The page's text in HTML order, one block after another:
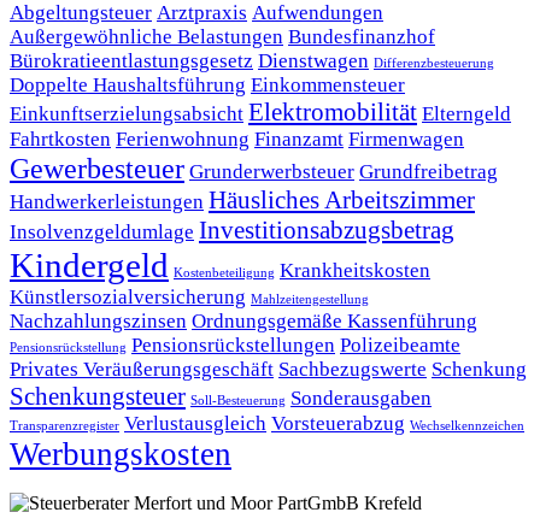
Abgeltungsteuer Arztpraxis Aufwendungen
Außergewöhnliche Belastungen Bundesfinanzhof
Bürokratieentlastungsgesetz Dienstwagen Differenzbesteuerung
Doppelte Haushaltsführung Einkommensteuer
Einkunftserzielungsabsicht Elektromobilität Elterngeld
Fahrtkosten Ferienwohnung Finanzamt Firmenwagen
Gewerbesteuer Grunderwerbsteuer Grundfreibetrag
Handwerkerleistungen Häusliches Arbeitszimmer
Insolvenzgeldumlage Investitionsabzugsbetrag
Kindergeld Kostenbeteiligung Krankheitskosten
Künstlersozialversicherung Mahlzeitengestellung
Nachzahlungszinsen Ordnungsgemäße Kassenführung
Pensionsrückstellung Pensionsrückstellungen Polizeibeamte
Privates Veräußerungsgeschäft Sachbezugswerte Schenkung
Schenkungsteuer Soll-Besteuerung Sonderausgaben
Transparenzregister Verlustausgleich Vorsteuerabzug Wechselkennzeichen
Werbungskosten